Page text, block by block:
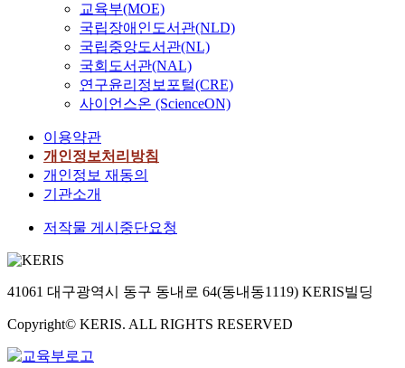
교육부(MOE)
국립장애인도서관(NLD)
국립중앙도서관(NL)
국회도서관(NAL)
연구윤리정보포털(CRE)
사이언스온 (ScienceON)
이용약관
개인정보처리방침
개인정보 재동의
기관소개
저작물 게시중단요청
41061 대구광역시 동구 동내로 64(동내동1119) KERIS빌딩
Copyright© KERIS. ALL RIGHTS RESERVED